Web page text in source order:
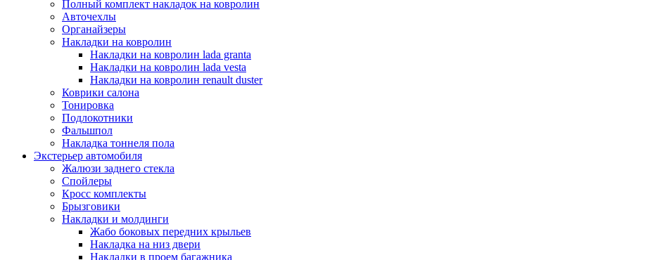
Полный комплект накладок на ковролин
Авточехлы
Органайзеры
Накладки на ковролин
Накладки на ковролин lada granta
Накладки на ковролин lada vesta
Накладки на ковролин renault duster
Коврики салона
Тонировка
Подлокотники
Фальшпол
Накладка тоннеля пола
Экстерьер автомобиля
Жалюзи заднего стекла
Спойлеры
Кросс комплекты
Брызговики
Накладки и молдинги
Жабо боковых передних крыльев
Накладка на низ двери
Накладки в проем багажника